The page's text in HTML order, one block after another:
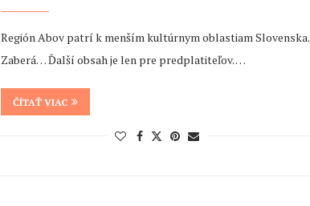
Región Abov patrí k menším kultúrnym oblastiam Slovenska.
Zaberá… Ďalší obsah je len pre predplatiteľov. …
ČÍTAŤ VIAC